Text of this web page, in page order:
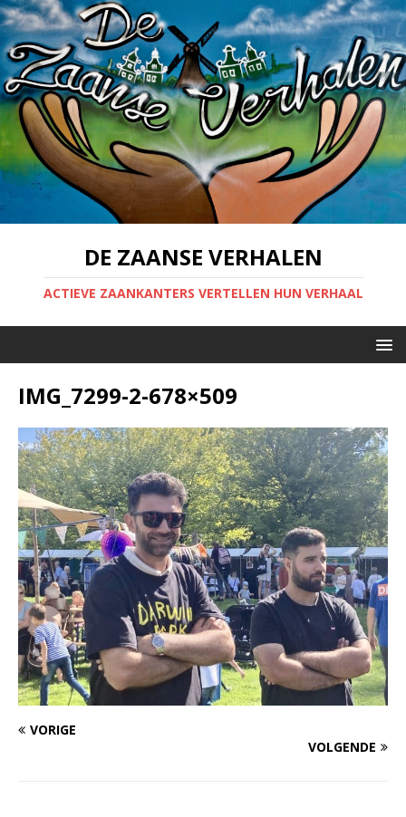
DE ZAANSE VERHALEN
ACTIEVE ZAANKANTERS VERTELLEN HUN VERHAAL
IMG_7299-2-678×509
VORIGE
VOLGENDE